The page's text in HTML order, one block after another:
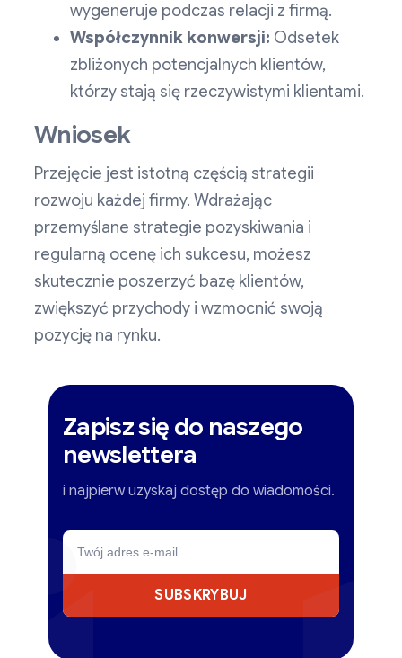
wygeneruje podczas relacji z firmą.
Współczynnik konwersji: Odsetek
zbliżonych potencjalnych klientów,
którzy stają się rzeczywistymi klientami.
Wniosek
Przejęcie jest istotną częścią strategii
rozwoju każdej firmy. Wdrażając
przemyślane strategie pozyskiwania i
regularną ocenę ich sukcesu, możesz
skutecznie poszerzyć bazę klientów,
zwiększyć przychody i wzmocnić swoją
pozycję na rynku.
Zapisz się do naszego
newslettera
i najpierw uzyskaj dostęp do wiadomości.
SUBSKRYBUJ